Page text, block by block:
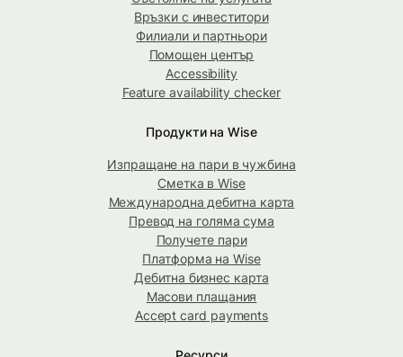
Връзки с инвеститори
Филиали и партньори
Помощен център
Accessibility
Feature availability checker
Продукти на Wise
Изпращане на пари в чужбина
Сметка в Wise
Международна дебитна карта
Превод на голяма сума
Получете пари
Платформа на Wise
Дебитна бизнес карта
Масови плащания
Accept card payments